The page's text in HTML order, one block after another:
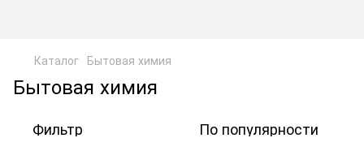
Каталог Бытовая химия
Бытовая химия
Фильтр По популярности